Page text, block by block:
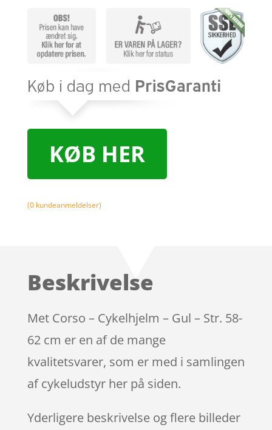
KØB HER
(0kundeanmeldelser)
Beskrivelse
Met Corso – Cykelhjelm – Gul – Str. 58-
62 cm er en af de mange
kvalitetsvarer, som er med i samlingen
af cykeludstyr her på siden.
Yderligere beskrivelse og flere billeder